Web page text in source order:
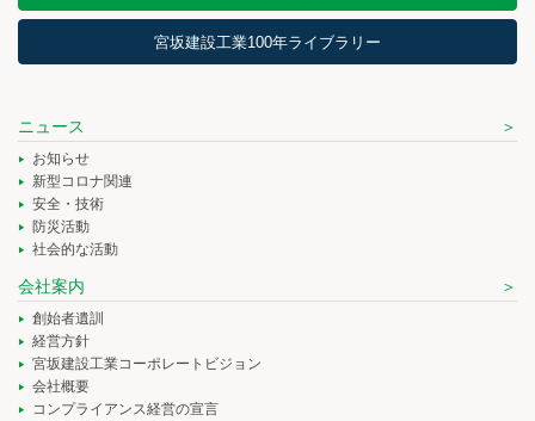
宮坂建設工業100年ライブラリー
ニュース
お知らせ
新型コロナ関連
安全・技術
防災活動
社会的な活動
会社案内
創始者遺訓
経営方針
宮坂建設工業コーポレートビジョン
会社概要
コンプライアンス経営の宣言